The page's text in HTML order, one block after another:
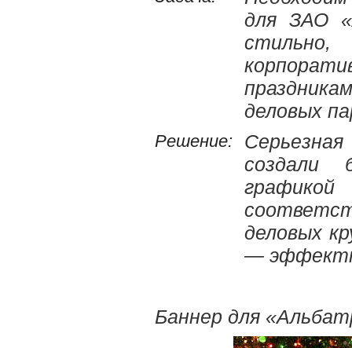
для ЗАО
деловых
Решение:
создали
деловых
—
Баннер для